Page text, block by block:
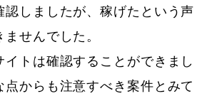
認しましたが、稼げたという声
せんでした。
トは確認することができまし
点からも注意すべき案件とみて